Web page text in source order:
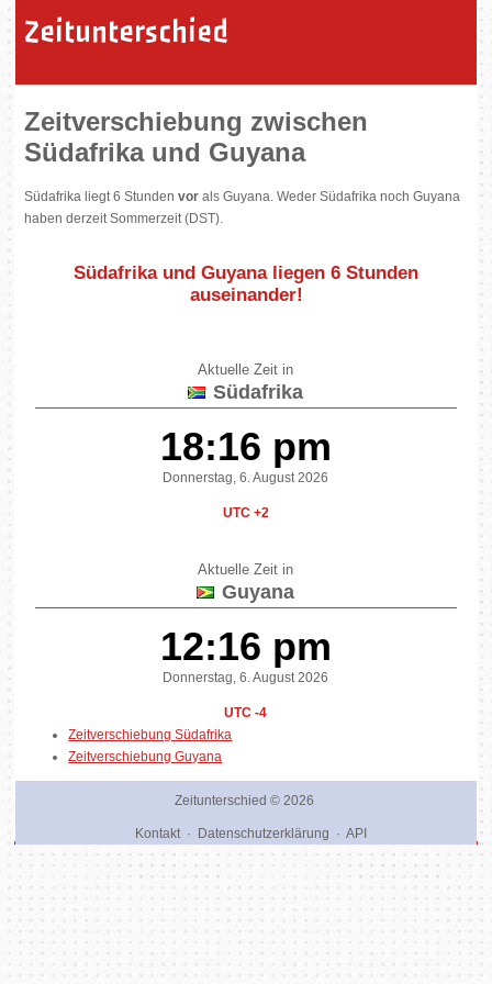
Zeitunterschied
Zeitverschiebung zwischen
Südafrika und Guyana
Südafrika liegt 6 Stundenvor als Guyana. Weder Südafrika noch Guyana
haben derzeit Sommerzeit (DST).
Südafrika und Guyana liegen 6 Stunden
auseinander!
Aktuelle Zeit in
Südafrika
18:16 pm
Donnerstag, 6. August 2026
UTC +2
Aktuelle Zeit in
Guyana
12:16 pm
Donnerstag, 6. August 2026
UTC -4
Zeitverschiebung Südafrika
Zeitverschiebung Guyana
Zeitunterschied © 2026
Kontakt· Datenschutzerklärung · API